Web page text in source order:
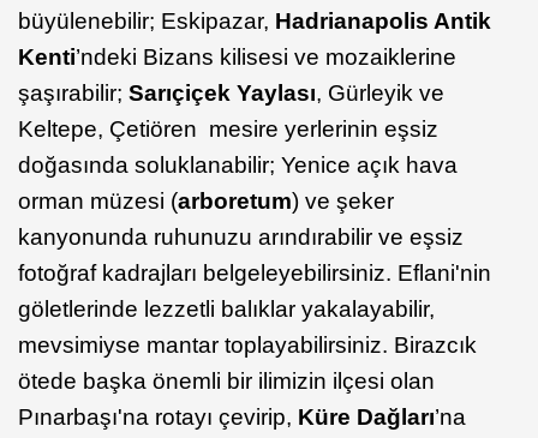
büyülenebilir; Eskipazar, Hadrianapolis Antik
Kenti’ndeki Bizans kilisesi ve mozaiklerine
şaşırabilir; Sarıçiçek Yaylası, Gürleyik ve
Keltepe, Çetiören mesire yerlerinin eşsiz
doğasında soluklanabilir; Yenice açık hava
orman müzesi (arboretum) ve şeker
kanyonunda ruhunuzu arındırabilir ve eşsiz
fotoğraf kadrajları belgeleyebilirsiniz. Eflani'nin
göletlerinde lezzetli balıklar yakalayabilir,
mevsimiyse mantar toplayabilirsiniz. Birazcık
ötede başka önemli bir ilimizin ilçesi olan
Pınarbaşı'na rotayı çevirip, Küre Dağları’na